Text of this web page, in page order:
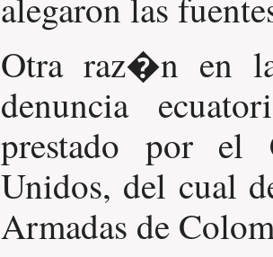
Otra raz�n en
denuncia
prestado por el
Unidos, del cual
Armadas de